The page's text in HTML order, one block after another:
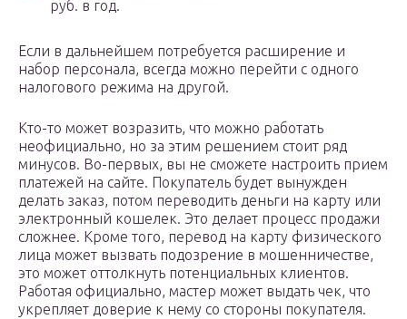
руб. в год.
Если в дальнейшем потребуется расширение и
набор персонала, всегда можно перейти с одного
налогового режима на другой.
Кто-то может возразить, что можно работать
неофициально, но за этим решением стоит ряд
минусов. Во-первых, вы не сможете настроить прием
платежей на сайте. Покупатель будет вынужден
делать заказ, потом переводить деньги на карту или
электронный кошелек. Это делает процесс продажи
сложнее. Кроме того, перевод на карту физического
лица может вызвать подозрение в мошенничестве,
это может оттолкнуть потенциальных клиентов.
Работая официально, мастер может выдать чек, что
укрепляет доверие к нему со стороны покупателя.